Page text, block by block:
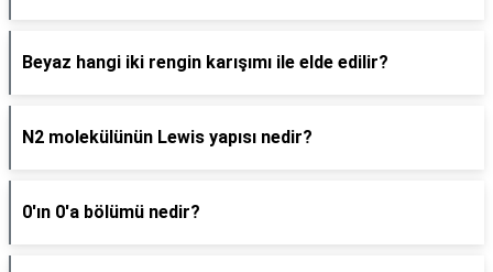
Beyaz hangi iki rengin karışımı ile elde edilir?
N2 molekülünün Lewis yapısı nedir?
0'ın 0'a bölümü nedir?